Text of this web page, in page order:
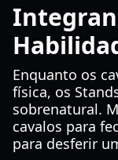
Enquanto os
física, os
sobrenatural.
cavalos para
para desferir